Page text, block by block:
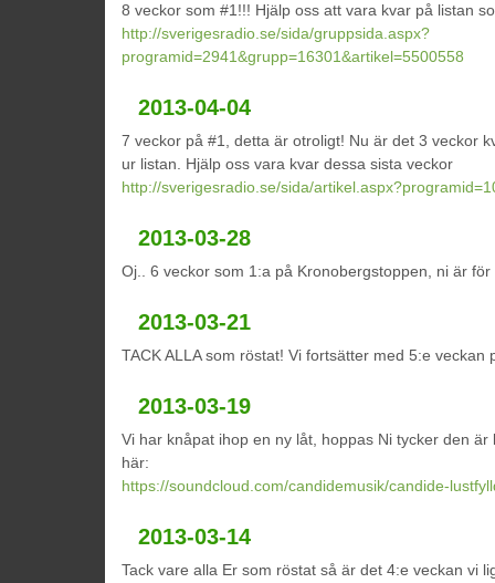
8 veckor som #1!!! Hjälp oss att vara kvar på listan
http://sverigesradio.se/sida/gruppsida.aspx?
programid=2941&grupp=16301&artikel=5500558
2013-04-04
7 veckor på #1, detta är otroligt! Nu är det 3 veckor
ur listan. Hjälp oss vara kvar dessa sista veckor
http://sverigesradio.se/sida/
2013-03-28
Oj.. 6 veckor som 1:a på Kronobergstoppen, ni är
2013-03-21
TACK ALLA som röstat! Vi fortsätter med 5:e veckan
2013-03-19
Vi har knåpat ihop en ny låt, hoppas Ni tycker den är
här:
https://soundcloud.com/candidemusik/candide-
2013-03-14
Tack vare alla Er som röstat så är det 4:e veckan vi